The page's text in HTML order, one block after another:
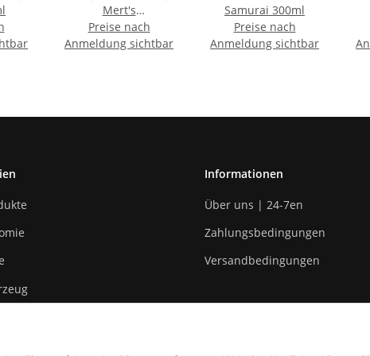
Mert's
Knoblauchwurst
Preise nach
Anmeldung sichtbar
Samurai 300ml
Preise nach
Anmeldung sichtbar
Informationen
Über uns | 24-7en
Zahlungsbedingungen
Versandbedingungen